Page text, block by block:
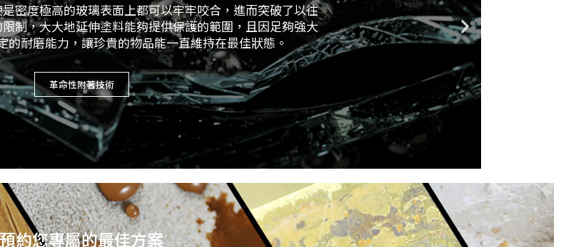
密度極高的玻璃表面上都可以牢牢咬合，進而突破了以往
制，大大地延伸塗料能夠提供保護的範圍，且因足夠強大
的耐磨能力，讓珍貴的物品能一直維持在最佳狀態。
革命性附著技術
預約您專屬的最佳方案